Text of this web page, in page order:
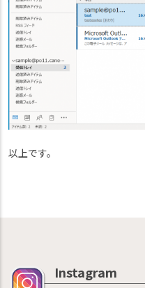
以上です。
Instagram